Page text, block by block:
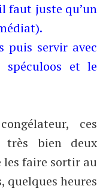
faut juste qu’un
puis servir avec
spéculoos et le
ces
très bien deux
les faire sortir au
quelques heures